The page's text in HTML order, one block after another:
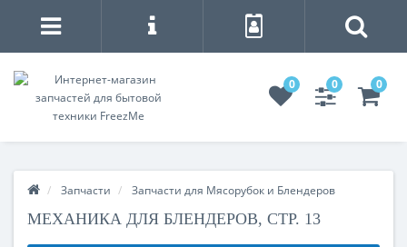
0 0 0
Запчасти Запчасти для Мясорубок и Блендеров
МЕХАНИКА ДЛЯ БЛЕНДЕРОВ, СТР. 13